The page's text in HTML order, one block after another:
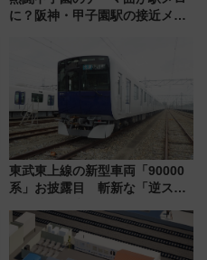
に？阪神・甲子園駅の接近メロ
5日始発から
東武東上線の新型車両「90000
系」お披露目 斬新な「逆スラ
放的な車内空間に注目、デビュ
ーは9月